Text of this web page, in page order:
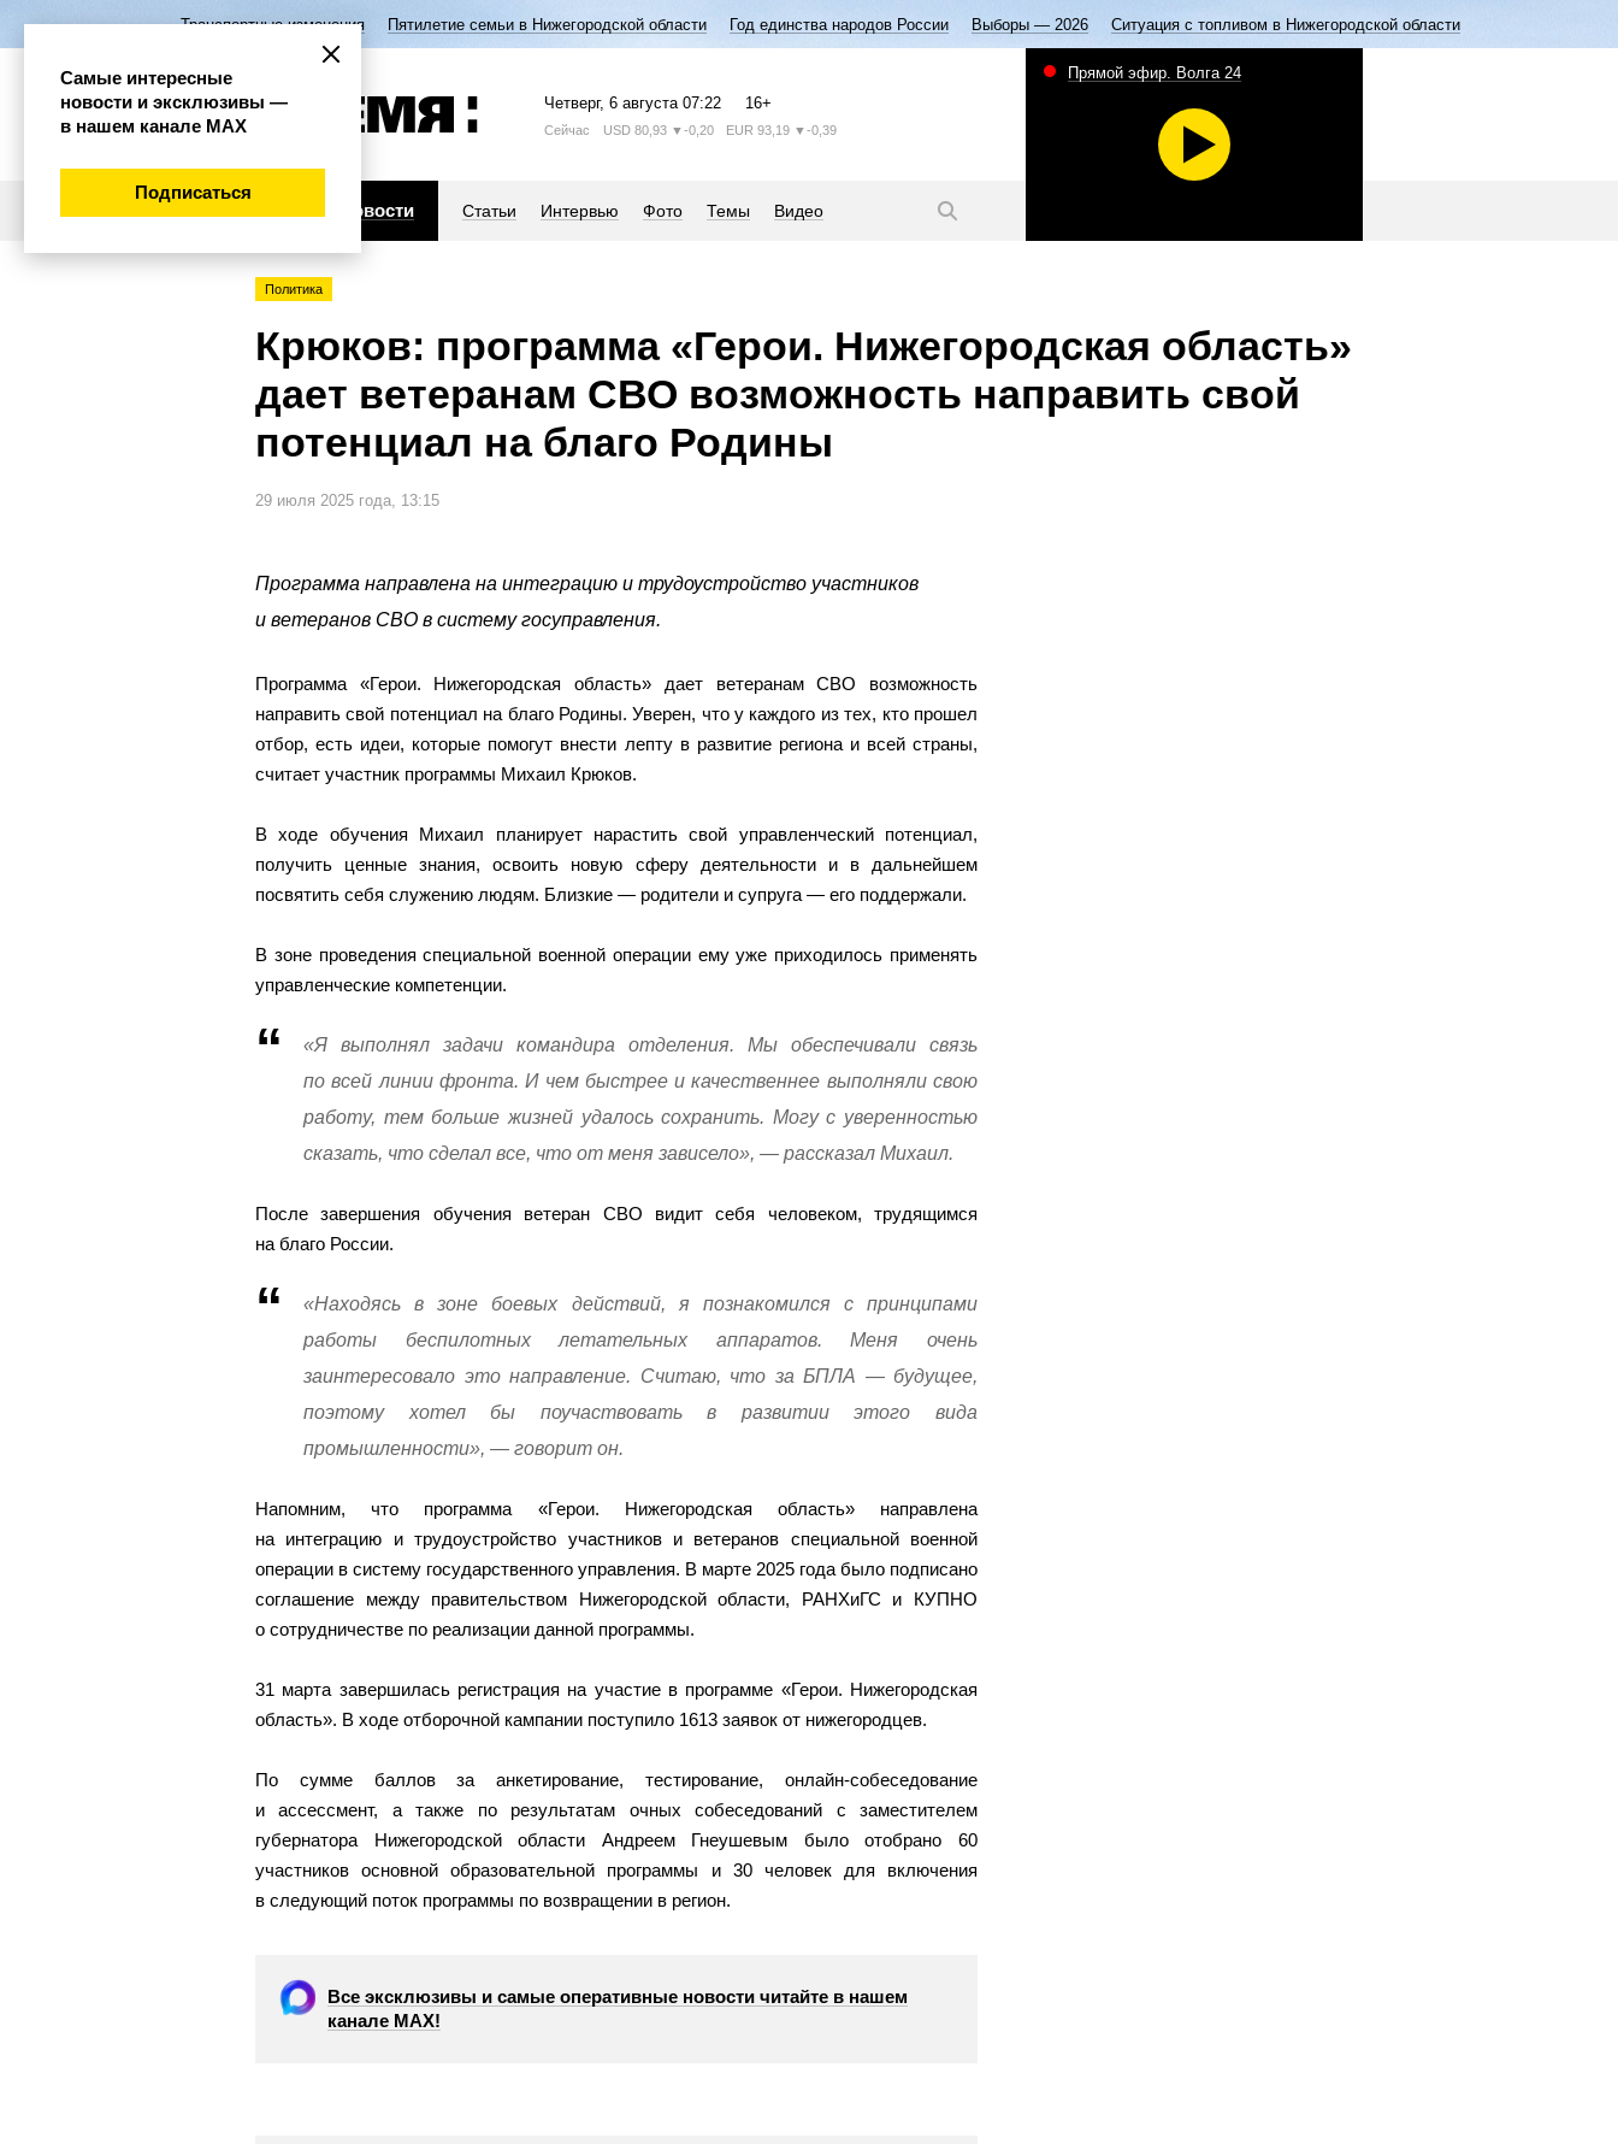
Транспортные изменения Пятилетие семьи в Нижегородской области Год единства народов России Выборы — 2026 Ситуация с топливом в Нижегородской области
Четверг, 6 августа 07:22 16+
Сейчас USD 80,93 ▼-0,20 EUR 93,19 ▼-0,39
Новости Статьи Интервью Фото Темы Видео
Прямой эфир. Волга 24
Политика
Крюков: программа «Герои. Нижегородская область»
дает ветеранам СВО возможность направить свой
потенциал на благо Родины
29 июля 2025 года, 13:15
Программа направлена на интеграцию и трудоустройство участников
и ветеранов СВО в систему госуправления.
Программа «Герои. Нижегородская область» дает ветеранам СВО возможность
направить свой потенциал на благо Родины. Уверен, что у каждого из тех, кто прошел
отбор, есть идеи, которые помогут внести лепту в развитие региона и всей страны,
считает участник программы Михаил Крюков.
В ходе обучения Михаил планирует нарастить свой управленческий потенциал,
получить ценные знания, освоить новую сферу деятельности и в дальнейшем
посвятить себя служению людям. Близкие — родители и супруга — его поддержали.
В зоне проведения специальной военной операции ему уже приходилось применять
управленческие компетенции.
«Я выполнял задачи командира отделения. Мы обеспечивали связь
по всей линии фронта. И чем быстрее и качественнее выполняли свою
работу, тем больше жизней удалось сохранить. Могу с уверенностью
сказать, что сделал все, что от меня зависело», — рассказал Михаил.
После завершения обучения ветеран СВО видит себя человеком, трудящимся
на благо России.
«Находясь в зоне боевых действий, я познакомился с принципами
работы беспилотных летательных аппаратов. Меня очень
заинтересовало это направление. Считаю, что за БПЛА — будущее,
поэтому хотел бы поучаствовать в развитии этого вида
промышленности», — говорит он.
Напомним, что программа «Герои. Нижегородская область» направлена
на интеграцию и трудоустройство участников и ветеранов специальной военной
операции в систему государственного управления. В марте 2025 года было подписано
соглашение между правительством Нижегородской области, РАНХиГС и КУПНО
о сотрудничестве по реализации данной программы.
31 марта завершилась регистрация на участие в программе «Герои. Нижегородская
область». В ходе отборочной кампании поступило 1613 заявок от нижегородцев.
По сумме баллов за анкетирование, тестирование, онлайн-собеседование
и ассессмент, а также по результатам очных собеседований с заместителем
губернатора Нижегородской области Андреем Гнеушевым было отобрано 60
участников основной образовательной программы и 30 человек для включения
в следующий поток программы по возвращении в регион.
Все эксклюзивы и самые оперативные новости читайте в нашем
канале МАХ!
Самые интересные
новости и эксклюзивы —
в нашем канале МАХ
Подписаться